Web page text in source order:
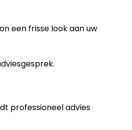
een frisse look aan uw
professioneel advies